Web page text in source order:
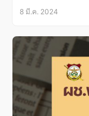
8 มี.ค. 2024